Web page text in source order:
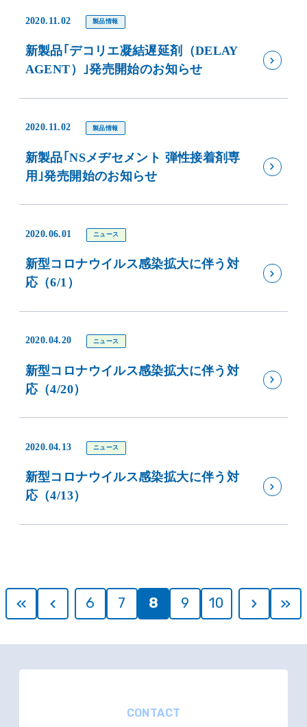
2020.11.02 製品情報
新製品｢デコリエ凝結遅延剤（DELAY
AGENT）｣発売開始のお知らせ
2020.11.02 製品情報
新製品｢NSメヂセメント 弾性接着剤専
用｣発売開始のお知らせ
2020.06.01 ニュース
新型コロナウイルス感染拡大に伴う対
応（6/1）
2020.04.20 ニュース
新型コロナウイルス感染拡大に伴う対
応（4/20）
2020.04.13 ニュース
新型コロナウイルス感染拡大に伴う対
応（4/13）
6 7 8 9 10
CONTACT